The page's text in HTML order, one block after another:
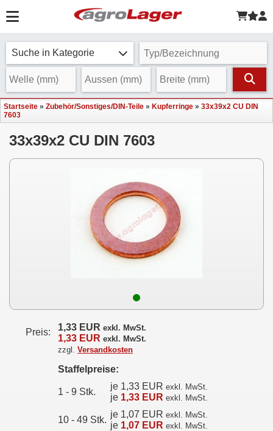
Suche in Kategorie
Startseite » Zubehör/Sonstiges/DIN-Teile » Kupferringe » 33x39x2 CU DIN
7603
33x39x2 CU DIN 7603
Preis: 1,33 EUR exkl. MwSt.
1,33 EUR exkl. MwSt.
zzgl. Versandkosten
Staffelpreise:
1 - 9 Stk.
je 1,33 EUR exkl. MwSt.
je 1,33 EUR exkl. MwSt.
10 - 49 Stk.
je 1,07 EUR exkl. MwSt.
je 1,07 EUR exkl. MwSt.